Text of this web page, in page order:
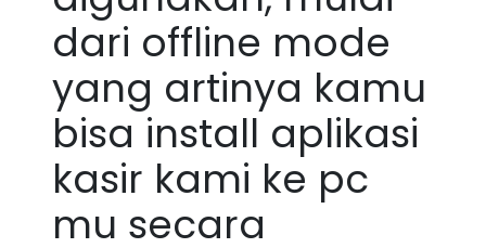
dari offline mode
yang artinya kamu
bisa install aplikasi
kasir kami ke pc
mu secara